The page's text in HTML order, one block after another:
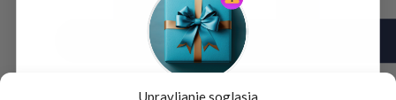
Upravljanje soglasja